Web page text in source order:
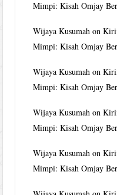
Mimpi: Kisah Omjay
Wijaya Kusumah on
Mimpi: Kisah Omjay
Wijaya Kusumah on
Mimpi: Kisah Omjay
Wijaya Kusumah on
Mimpi: Kisah Omjay
Wijaya Kusumah on
Mimpi: Kisah Omjay